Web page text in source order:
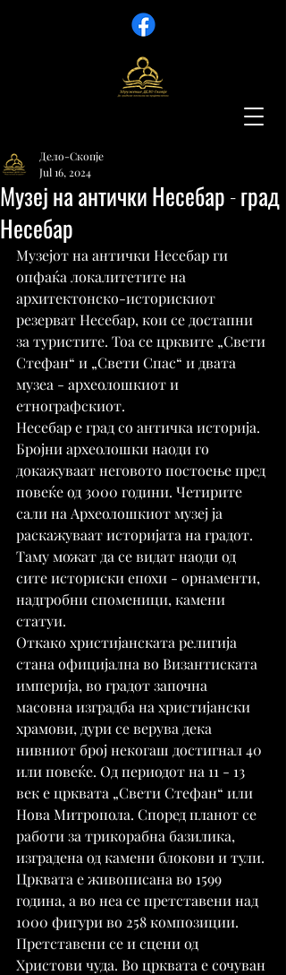
Музеј на антички Несебар - град
Несебар
Дело-Скопје
Jul 16, 2024
Музејот на антички Несебар ги
опфаќа локалитетите на
архитектонско-историскиот
резерват Несебар, кои се достапни
за туристите. Тоа се црквите „Свети
Стефан“ и „Свети Спас“ и двата
музеа - археолошкиот и
етнографскиот.
Несебар е град со античка историја.
Бројни археолошки наоди го
докажуваат неговото постоење пред
повеќе од 3000 години. Четирите
сали на Археолошкиот музеј ја
раскажуваат историјата на градот.
Таму можат да се видат наоди од
сите историски епохи - орнаменти,
надгробни споменици, камени
статуи.
Откако христијанската религија
стана официјална во Византиската
империја, во градот започна
масовна изградба на христијански
храмови, дури се верува дека
нивниот број некогаш достигнал 40
или повеќе. Од периодот на 11 - 13
век е црквата „Свети Стефан“ или
Нова Митропола. Според планот се
работи за трикорабна базилика,
изградена од камени блокови и тули.
Црквата е живописана во 1599
година, а во неа се претставени над
1000 фигури во 258 композиции.
Претставени се и сцени од
Христови чуда. Во црквата е сочуван